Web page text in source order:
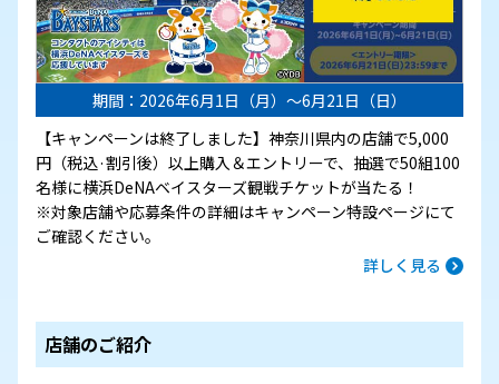
期間：2026年6月1日（月）～6月21日（日）
【キャンペーンは終了しました】神奈川県内の店舗で5,000
円（税込·割引後）以上購入＆エントリーで、抽選で50組100
名様に横浜DeNAベイスターズ観戦チケットが当たる！
※対象店舗や応募条件の詳細はキャンペーン特設ページにて
ご確認ください。
詳しく見る
店舗のご紹介